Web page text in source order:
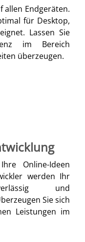
allen Endgeräten.
für Desktop,
Lassen Sie
im Bereich
überzeugen.
Online-Ideen
werden Ihr
und
Sie sich
Leistungen im